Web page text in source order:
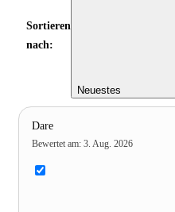
Sortieren
nach:
Neuestes
Dare
Bewertet am: 3. Aug. 2026